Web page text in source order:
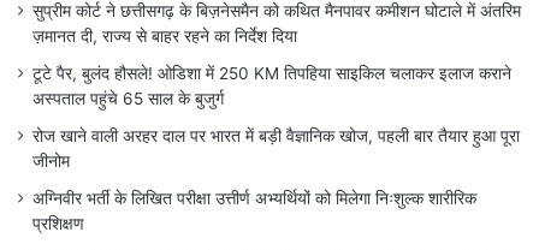
सुप्रीम कोर्ट ने छत्तीसगढ़ के बिज़नेसमैन को कथित मैनपावर कमीशन घोटाले में अंतरिम
ज़मानत दी, राज्य से बाहर रहने का निर्देश दिया
टूटे पैर, बुलंद हौसले! ओडिशा में 250 KM तिपहिया साइकिल चलाकर इलाज कराने
अस्पताल पहुंचे 65 साल के बुजुर्ग
रोज खाने वाली अरहर दाल पर भारत में बड़ी वैज्ञानिक खोज, पहली बार तैयार हुआ पूरा
जीनोम
अग्निवीर भर्ती के लिखित परीक्षा उत्तीर्ण अभ्यर्थियों को मिलेगा निःशुल्क शारीरिक
प्रशिक्षण